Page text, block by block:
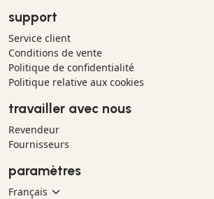
support
Service client
Conditions de vente
Politique de confidentialité
Politique relative aux cookies
travailler avec nous
Revendeur
Fournisseurs
paramètres